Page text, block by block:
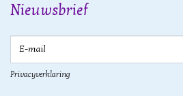
Nieuwsbrief
Privacyverklaring